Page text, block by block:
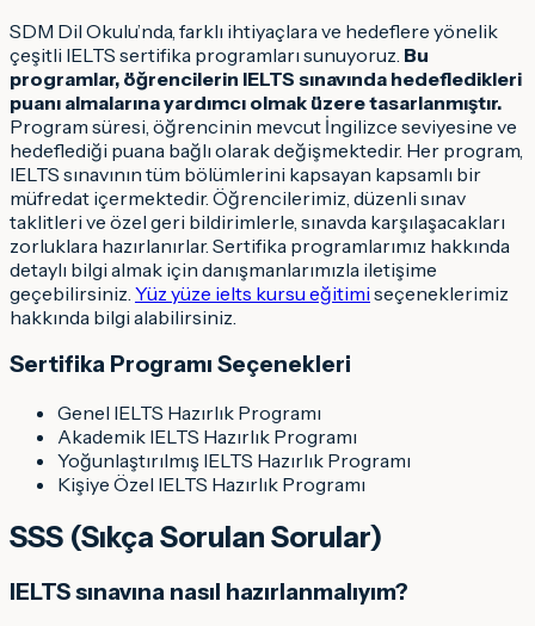
SDM Dil Okulu’nda, farklı ihtiyaçlara ve hedeflere yönelik
çeşitli IELTS sertifika programları sunuyoruz. Bu
programlar, öğrencilerin IELTS sınavında hedefledikleri
puanı almalarına yardımcı olmak üzere tasarlanmıştır.
Program süresi, öğrencinin mevcut İngilizce seviyesine ve
hedeflediği puana bağlı olarak değişmektedir. Her program,
IELTS sınavının tüm bölümlerini kapsayan kapsamlı bir
müfredat içermektedir. Öğrencilerimiz, düzenli sınav
taklitleri ve özel geri bildirimlerle, sınavda karşılaşacakları
zorluklara hazırlanırlar. Sertifika programlarımız hakkında
detaylı bilgi almak için danışmanlarımızla iletişime
geçebilirsiniz. Yüz yüze ielts kursu eğitimi seçeneklerimiz
hakkında bilgi alabilirsiniz.
Sertifika Programı Seçenekleri
Genel IELTS Hazırlık Programı
Akademik IELTS Hazırlık Programı
Yoğunlaştırılmış IELTS Hazırlık Programı
Kişiye Özel IELTS Hazırlık Programı
SSS (Sıkça Sorulan Sorular)
IELTS sınavına nasıl hazırlanmalıyım?